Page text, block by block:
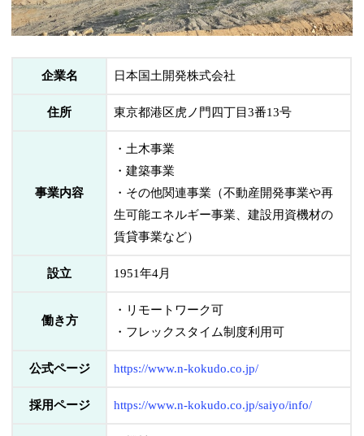
企業名 日本国土開発株式会社
住所 東京都港区虎ノ門四丁目3番13号
事業内容
・土木事業
・建築事業
・その他関連事業（不動産開発事業や再
生可能エネルギー事業、建設用資機材の
賃貸事業など）
設立 1951年4月
働き方
・リモートワーク可
・フレックスタイム制度利用可
公式ページ https://www.n-kokudo.co.jp/
採用ページ https://www.n-kokudo.co.jp/saiyo/info/